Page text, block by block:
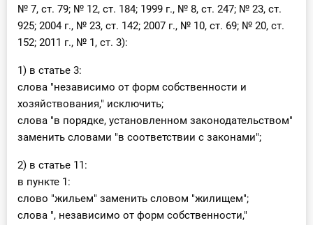
№ 7, ст. 79; № 12, ст. 184; 1999 г., № 8, ст. 247; № 23, ст.
925; 2004 г., № 23, ст. 142; 2007 г., № 10, ст. 69; № 20, ст.
152; 2011 г., № 1, ст. 3):
1) в статье 3:
слова "независимо от форм собственности и
хозяйствования," исключить;
слова "в порядке, установленном законодательством"
заменить словами "в соответствии с законами";
2) в статье 11:
в пункте 1:
слово "жильем" заменить словом "жилищем";
слова ", независимо от форм собственности,"